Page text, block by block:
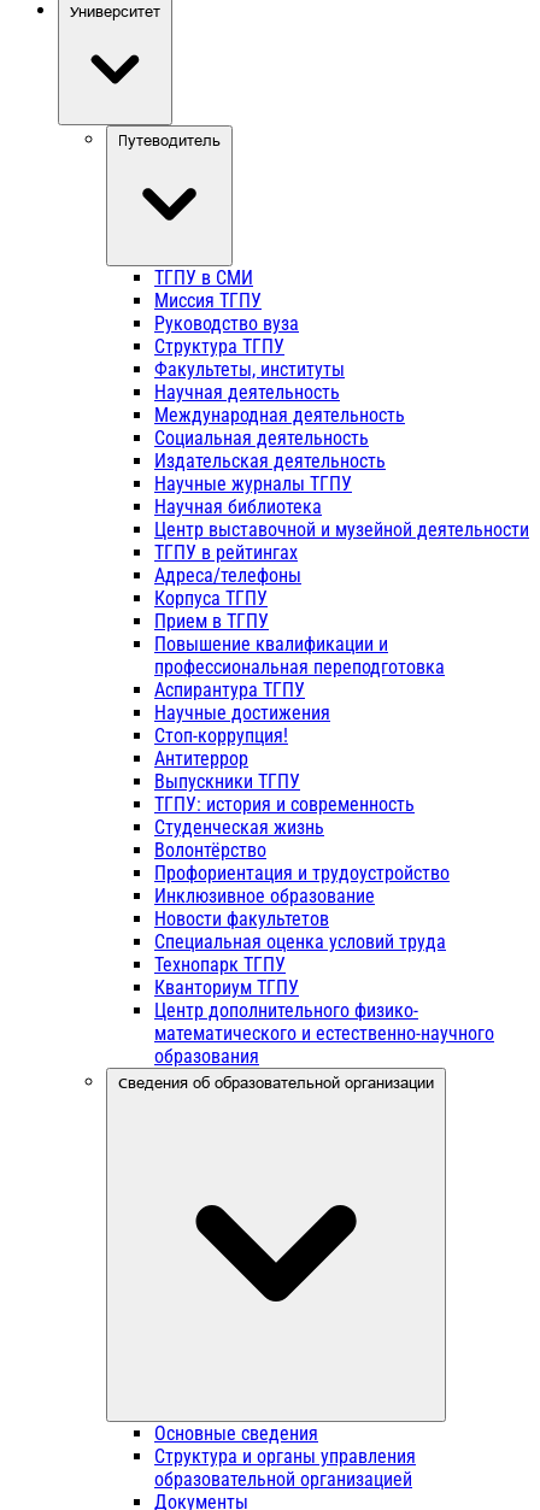
Университет
Путеводитель
ТГПУ в СМИ
Миссия ТГПУ
Руководство вуза
Структура ТГПУ
Факультеты, институты
Научная деятельность
Международная деятельность
Социальная деятельность
Издательская деятельность
Научные журналы ТГПУ
Научная библиотека
Центр выставочной и музейной деятельности
ТГПУ в рейтингах
Адреса/телефоны
Корпуса ТГПУ
Прием в ТГПУ
Повышение квалификации и
профессиональная переподготовка
Аспирантура ТГПУ
Научные достижения
Стоп-коррупция!
Антитеррор
Выпускники ТГПУ
ТГПУ: история и современность
Студенческая жизнь
Волонтёрство
Профориентация и трудоустройство
Инклюзивное образование
Новости факультетов
Специальная оценка условий труда
Технопарк ТГПУ
Кванториум ТГПУ
Центр дополнительного физико-
математического и естественно-научного
образования
Сведения об образовательной организации
Основные сведения
Структура и органы управления
образовательной организацией
Документы